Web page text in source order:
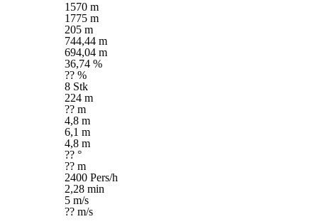
1570 m
1775 m
205 m
744,44 m
694,04 m
36,74 %
?? %
8 Stk
224 m
?? m
4,8 m
6,1 m
4,8 m
?? °
?? m
2400 Pers/h
2,28 min
5 m/s
?? m/s